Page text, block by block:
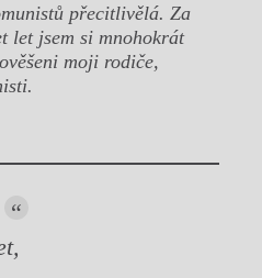
přecitlivělá. Za
let jsem si mnohokrát
moji rodiče,